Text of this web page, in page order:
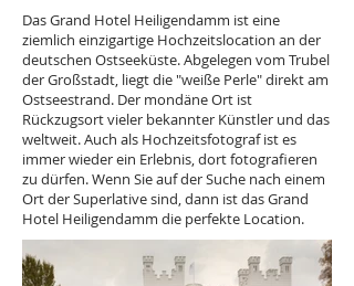
Das Grand Hotel Heiligendamm ist eine
ziemlich einzigartige Hochzeitslocation an der
deutschen Ostseeküste. Abgelegen vom Trubel
der Großstadt, liegt die "weiße Perle" direkt am
Ostseestrand. Der mondäne Ort ist
Rückzugsort vieler bekannter Künstler und das
weltweit. Auch als Hochzeitsfotograf ist es
immer wieder ein Erlebnis, dort fotografieren
zu dürfen. Wenn Sie auf der Suche nach einem
Ort der Superlative sind, dann ist das Grand
Hotel Heiligendamm die perfekte Location.